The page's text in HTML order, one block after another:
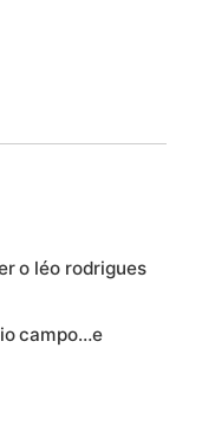
o léo rodrigues
campo…e